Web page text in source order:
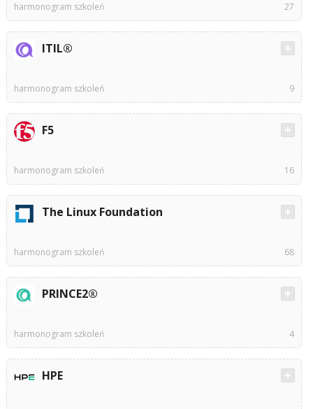
harmonogram szkoleń 27
ITIL®
harmonogram szkoleń 9
F5
harmonogram szkoleń 16
The Linux Foundation
harmonogram szkoleń 68
PRINCE2®
harmonogram szkoleń 4
HPE